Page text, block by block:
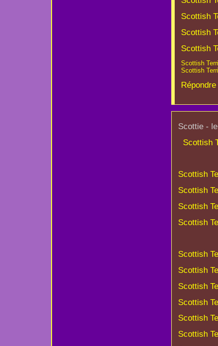
Scottish
Scottish
Scottish
Scottish
Scottish
Scottie -
Scottish
Scottish
Scottish
Scottish
Scottish
Scottish
Scottish
Scottish
Scottish
Scottish
Scottish